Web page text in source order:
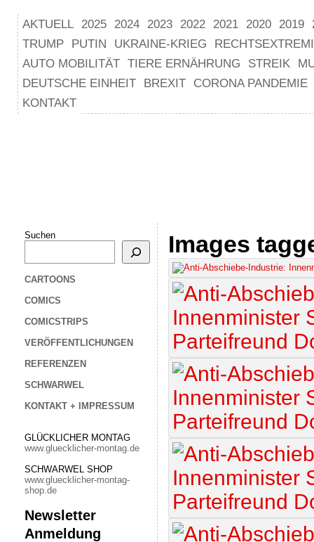
AKTUELL 2025 2024 2023 2022 2021 2020 2019
TRUMP
PUTIN UKRAINE-KRIEG
AUTO MOBILITÄT TIERE ERNÄHRUNG STREIK
DEUTSCHE EINHEIT
BREXIT
CORONA PANDEMIE
KONTAKT
Suchen
CARTOONS
COMICS
COMICSTRIPS
VERÖFFENTLICHUNGEN
REFERENZEN
SCHWARWEL
KONTAKT + IMPRESSUM
GLÜCKLICHER MONTAG
www.gluecklicher-montag.de
SCHWARWEL SHOP
www.gluecklicher-montag-
shop.de
Newsletter
Anmeldung
Images